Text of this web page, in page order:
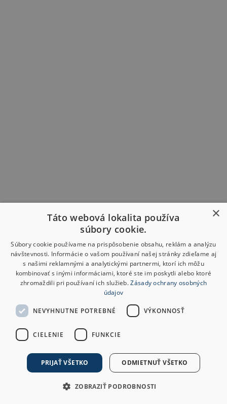
×
Táto webová lokalita používa
súbory cookie.
Súbory cookie používame na prispôsobenie obsahu, reklám a analýzu
návštevnosti. Informácie o vašom používaní našej stránky zdieľame aj
s našimi reklamnými a analytickými partnermi, ktorí ich môžu
kombinovať s inými informáciami, ktoré ste im poskytli alebo ktoré
zhromaždili pri používaní ich služieb.Zásady ochrany osobných
údajov
NEVYHNUTNE POTREBNÉ VÝKONNOSŤ
CIELENIE FUNKCIE
PRIJAŤ VŠETKO ODMIETNUŤ VŠETKO
ZOBRAZIŤ PODROBNOSTI